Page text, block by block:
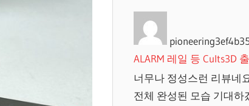
ALARM 레일 등 Cults3D
너무나 정성스런 리뷰네
전체 완성된 모습 기대하